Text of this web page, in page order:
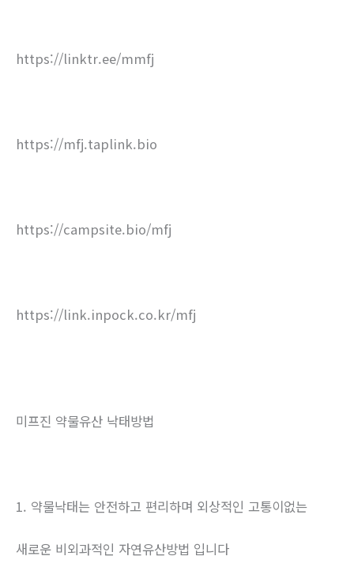
https://linktr.ee/mmfj
https://mfj.taplink.bio
https://campsite.bio/mfj
https://link.inpock.co.kr/mfj
미프진 약물유산 낙태방법
1. 약물낙태는 안전하고 편리하며 외상적인 고통이없는
새로운 비외과적인 자연유산방법 입니다